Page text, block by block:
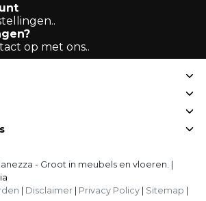
op met ons..
- Groot in meubels en vloeren. |
Disclaimer Privacy Policy Sitemap